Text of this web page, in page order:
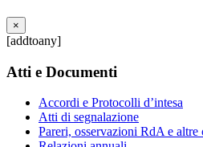
×
[addtoany]
Atti e Documenti
Accordi e Protocolli d’intesa
Atti di segnalazione
Pareri, osservazioni RdA e